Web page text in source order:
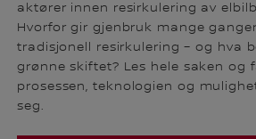
aktører innen resirkulering av
Hvorfor gir gjenbruk mange
tradisjonell resirkulering – og hva
grønne skiftet? Les hele saken og
prosessen, teknologien og
seg.